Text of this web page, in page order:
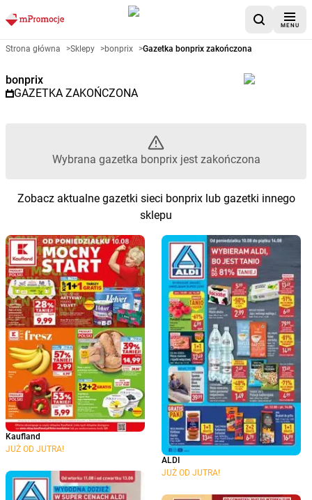
MENU
Gazetka promocyjna bonprix
Strona główna >Sklepy >bonprix >Gazetka bonprix zakończona
bonprix
GAZETKA ZAKOŃCZONA
Wybrana gazetka bonprix jest zakończona
Zobacz aktualne gazetki sieci bonprix lub gazetki innego
sklepu
Kaufland
JUŻ OD JUTRA!
ALDI
JUŻ OD JUTRA!